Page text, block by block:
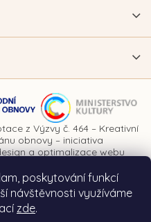
poskytování funkcí
návštěvnosti využíváme
zde.
z Výzvy č. 464 – Kreativní
obnovy – iniciativa
a optimalizace webu
Národního plánu
republiky.